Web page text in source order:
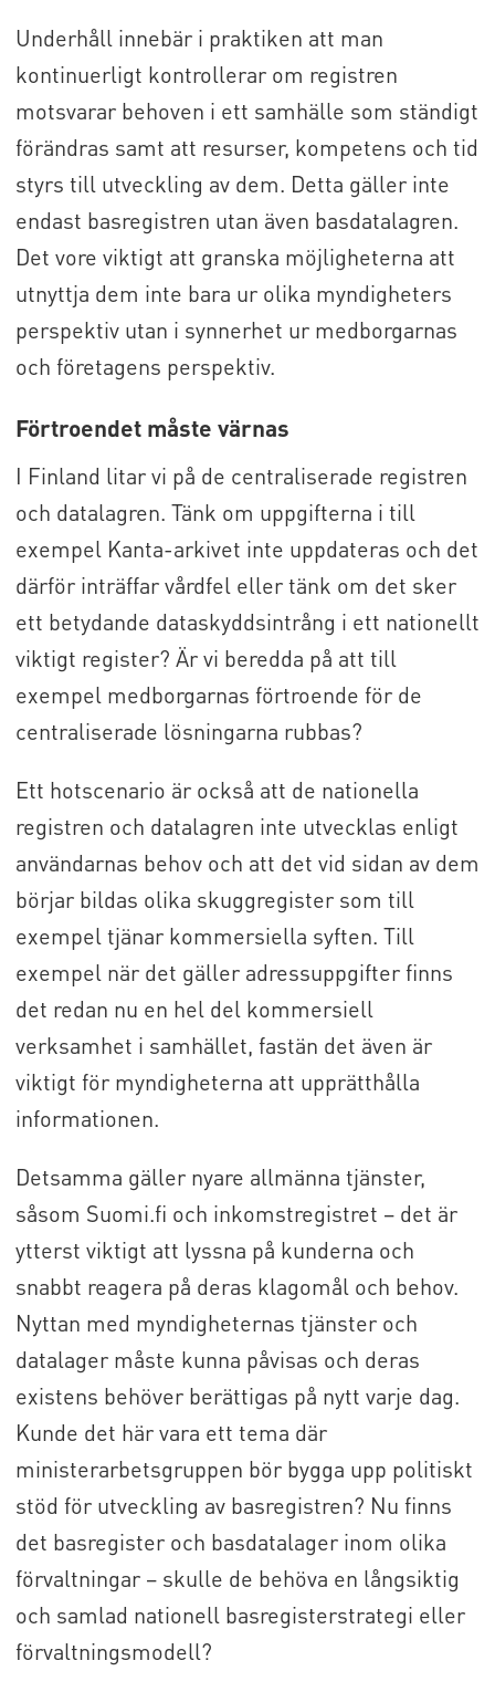
Underhåll innebär i praktiken att man
kontinuerligt kontrollerar om registren
motsvarar behoven i ett samhälle som ständigt
förändras samt att resurser, kompetens och tid
styrs till utveckling av dem. Detta gäller inte
endast basregistren utan även basdatalagren.
Det vore viktigt att granska möjligheterna att
utnyttja dem inte bara ur olika myndigheters
perspektiv utan i synnerhet ur medborgarnas
och företagens perspektiv.
Förtroendet måste värnas
I Finland litar vi på de centraliserade registren
och datalagren. Tänk om uppgifterna i till
exempel Kanta-arkivet inte uppdateras och det
därför inträffar vårdfel eller tänk om det sker
ett betydande dataskyddsintrång i ett nationellt
viktigt register? Är vi beredda på att till
exempel medborgarnas förtroende för de
centraliserade lösningarna rubbas?
Ett hotscenario är också att de nationella
registren och datalagren inte utvecklas enligt
användarnas behov och att det vid sidan av dem
börjar bildas olika skuggregister som till
exempel tjänar kommersiella syften. Till
exempel när det gäller adressuppgifter finns
det redan nu en hel del kommersiell
verksamhet i samhället, fastän det även är
viktigt för myndigheterna att upprätthålla
informationen.
Detsamma gäller nyare allmänna tjänster,
såsom Suomi.fi och inkomstregistret – det är
ytterst viktigt att lyssna på kunderna och
snabbt reagera på deras klagomål och behov.
Nyttan med myndigheternas tjänster och
datalager måste kunna påvisas och deras
existens behöver berättigas på nytt varje dag.
Kunde det här vara ett tema där
ministerarbetsgruppen bör bygga upp politiskt
stöd för utveckling av basregistren? Nu finns
det basregister och basdatalager inom olika
förvaltningar – skulle de behöva en långsiktig
och samlad nationell basregisterstrategi eller
förvaltningsmodell?